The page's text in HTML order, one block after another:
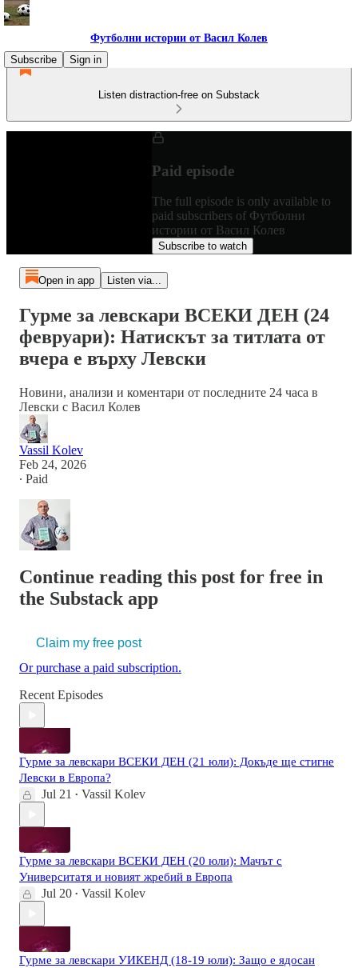
Футболни истории от Васил Колев
Subscribe
Sign in
Listen distraction-free on Substack
Paid episode
The full episode is only available to
paid subscribers of Футболни
истории от Васил Колев
Subscribe to watch
Open in app Listen via...
Гурме за левскари ВСЕКИ ДЕН (24
февруари): Натискът за титлата от
вчера е върху Левски
Новини, анализи и коментари от последните 24 часа в
Левски с Васил Колев
Vassil Kolev
Feb 24, 2026
∙ Paid
Continue reading this post for free in
the Substack app
Claim my free post
Or purchase a paid subscription.
Recent Episodes
Гурме за левскари ВСЕКИ ДЕН (21 юли): Докъде ще стигне
Левски в Европа?
Jul 21 • Vassil Kolev
Гурме за левскари ВСЕКИ ДЕН (20 юли): Мачът с
Университатя и новият жребий в Европа
Jul 20 • Vassil Kolev
Гурме за левскари УИКЕНД (18-19 юли): Защо е ядосан